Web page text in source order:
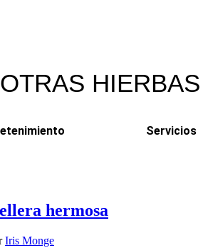
HIERBAS
Servicios
hermosa
Iris Monge